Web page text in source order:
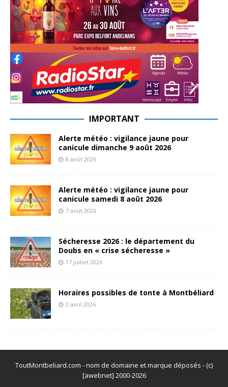
IMPORTANT
Alerte météo : vigilance jaune pour
canicule dimanche 9 août 2026
8 août 2026
Alerte météo : vigilance jaune pour
canicule samedi 8 août 2026
7 août 2026
Sécheresse 2026 : le département du
Doubs en « crise sécheresse »
17 juillet 2026
Horaires possibles de tonte à Montbéliard
2 avril 2026
ToutMontbeliard.com - nom de domaine et marque déposés - (c)
[awebnet] 2000-2026